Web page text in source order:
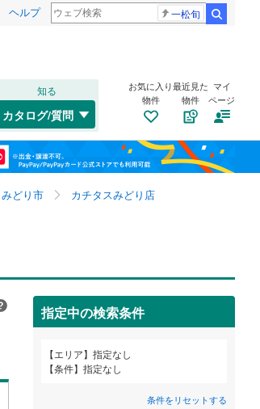
ヘルプ 一松旬
知る
カタログ/質問
お気に入り
物件
最近見た
物件
マイ
ページ
みどり市
カチタスみどり店
指定中の検索条件
エリア
指定なし
条件
指定なし
条件をリセットする
福島
栃木 群馬
和歌山
千歳線(0)
日高本線(0)
宗谷本線(0)
東北本線(0)
日光線(0)
仙石線(0)
田沢湖線(0)